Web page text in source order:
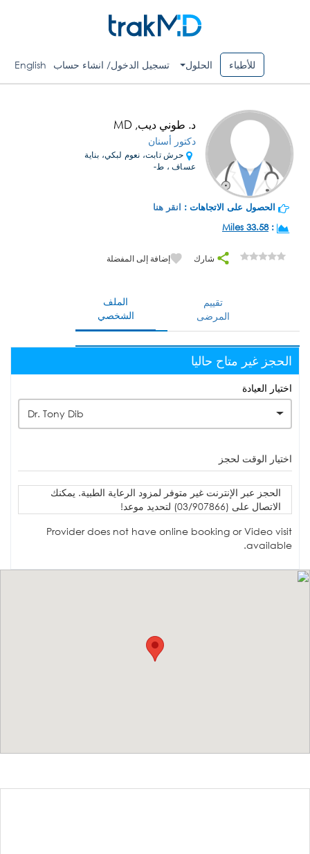
للأطباء الحلول تسجيل الدخول/ انشاء حساب English
د. طوني ديب, MD
دكتور أسنان
حرش تابت، نعوم لبكي، بناية
عساف ، ط-
الحصول على الاتجاهات : انقر هنا
:
33.58 Miles
شارك إضافة إلى المفضلة
الملف
الشخصي
تقييم
المرضى
الحجز غير متاح حاليا
اختيار العيادة
Dr. Tony Dib
اختيار الوقت لحجز
الحجز عبر الإنترنت غير متوفر لمزود الرعاية الطبية. يمكنك
الاتصال على (03/907866) لتحديد موعد!
Provider does not have online booking or Video visit
available.